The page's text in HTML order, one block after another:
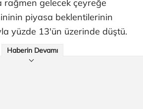
rağmen gelecek çeyreğe
piyasa beklentilerinin
yüzde 13'ün üzerinde düştü.
Haberin Devamı